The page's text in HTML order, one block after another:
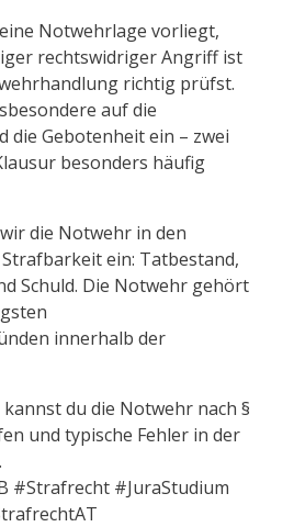
Notwehrlage vorliegt,
rechtswidriger Angriff ist
richtig prüfst.
auf die
die Gebotenheit ein – zwei
besonders häufig
die Notwehr in den
ein: Tatbestand,
Schuld. Die Notwehr gehört
innerhalb der
kannst du die Notwehr nach §
und typische Fehler in der
#Strafrecht #JuraStudium